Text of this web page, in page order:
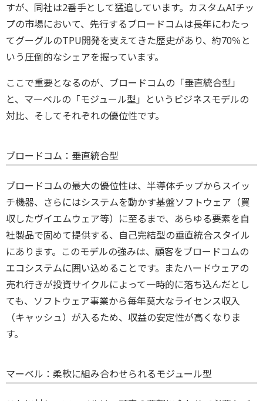
すが、同社は2番手として猛追しています。カスタムAIチッ
プの市場において、先行するブロードコムは長年にわたっ
てグーグルのTPU開発を支えてきた歴史があり、約70％と
いう圧倒的なシェアを握っています。
ここで重要となるのが、ブロードコムの「垂直統合型」
と、マーベルの「モジュール型」というビジネスモデルの
対比、そしてそれぞれの優位性です。
ブロードコム：垂直統合型
ブロードコムの最大の優位性は、半導体チップからスイッ
チ機器、さらにはシステムを動かす基盤ソフトウェア（買
収したヴイエムウェア等）に至るまで、あらゆる要素を自
社製品で固めて提供する、自己完結型の垂直統合スタイル
にあります。このモデルの強みは、顧客をブロードコムの
エコシステムに囲い込めることです。またハードウェアの
売れ行きが投資サイクルによって一時的に落ち込んだとし
ても、ソフトウェア事業から毎年莫大なライセンス収入
（キャッシュ）が入るため、収益の安定性が高くなりま
す。
マーベル：柔軟に組み合わせられるモジュール型